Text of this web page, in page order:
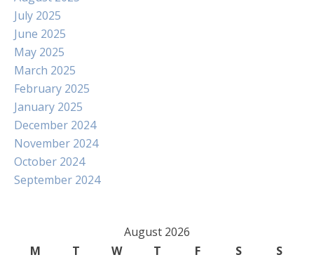
July 2025
June 2025
May 2025
March 2025
February 2025
January 2025
December 2024
November 2024
October 2024
September 2024
August 2026
M
T W T F S
S